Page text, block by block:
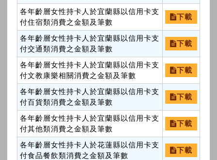
各年齡層女性持卡人於宜蘭縣以信用卡支
付住宿類消費之金額及筆數
下載
各年齡層女性持卡人於宜蘭縣以信用卡支
付交通類消費之金額及筆數
下載
各年齡層女性持卡人於宜蘭縣以信用卡支
付文教康樂相關消費之金額及筆數
下載
各年齡層女性持卡人於宜蘭縣以信用卡支
付百貨類消費之金額及筆數
下載
各年齡層女性持卡人於宜蘭縣以信用卡支
付其他類消費之金額及筆數
下載
各年齡層女性持卡人於花蓮縣以信用卡支
付食品餐飲類消費之金額及筆數
下載